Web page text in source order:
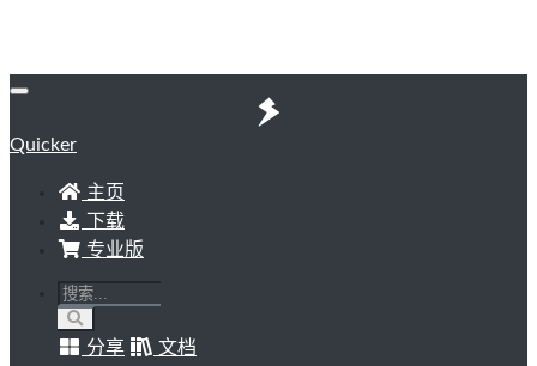
Quicker
主页
下载
专业版
分享
文档